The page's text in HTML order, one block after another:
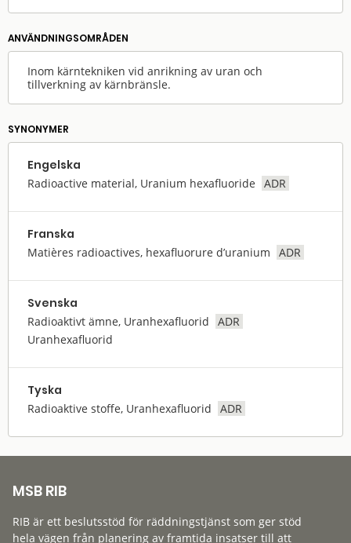
ANVÄNDNINGS­OMRÅDEN
Inom kärntekniken vid anrikning av uran och
tillverkning av kärnbränsle.
SYNONYMER
Engelska
Radioactive material, Uranium hexafluoride ADR
Franska
Matières radioactives, hexafluorure d’uranium ADR
Svenska
Radioaktivt ämne, Uranhexafluorid
ADR
Uranhexafluorid
Tyska
Radioaktive stoffe, Uranhexafluorid ADR
MSB RIB
RIB är ett beslutsstöd för räddningstjänst som ger stöd
hela vägen från planering av framtida insatser till att